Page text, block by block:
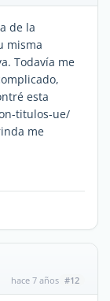
de la
misma
Todavía me
esta
titulos-ue/
me
hace 7 años #12